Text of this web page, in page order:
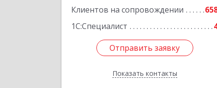
Клиентов на сопровождении
1С:Специалист
Отправить заявку
Показать контакты
Отправить заявку
Назад